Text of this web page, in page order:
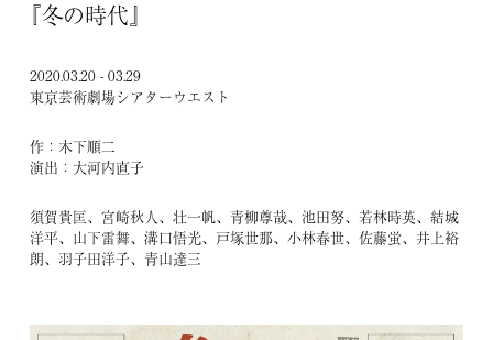
ARCHIVES
『冬の時代』
2020.03.20 - 03.29
東京芸術劇場シアターウエスト
作：木下順二
演出：大河内直子
須賀貴匡、宮崎秋人、壮一帆、青柳尊哉、池田努、若林時英、結城
洋平、山下雷舞、溝口悟光、戸塚世那、小林春世、佐藤蛍、井上裕
朗、羽子田洋子、青山達三